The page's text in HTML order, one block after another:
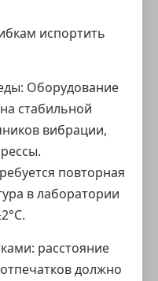
испортить
Оборудование
стабильной
вибрации,
повторная
в лаборатории
расстояние
должно